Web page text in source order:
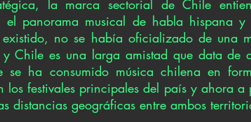
la marca sectorial de Chile
el panorama musical de habla hispana
no se había oficializado de una
Chile es una larga amistad que data de
ha consumido música chilena en
los festivales principales del país y ahora
distancias geográficas entre ambos